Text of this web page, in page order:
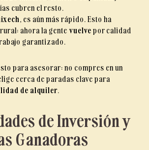
cubren el resto.
, es aún más rápido. Esto ha
ahora la gente vuelve por calidad
garantizado.
para asesorar: no compres en un
cerca de paradas clave para
de alquiler.
de Inversión y
Ganadoras